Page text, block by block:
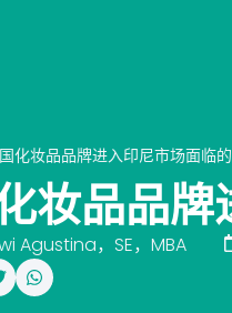
化妆品品牌进入印尼市场面临
妆品品
Agustina，SE，MBA